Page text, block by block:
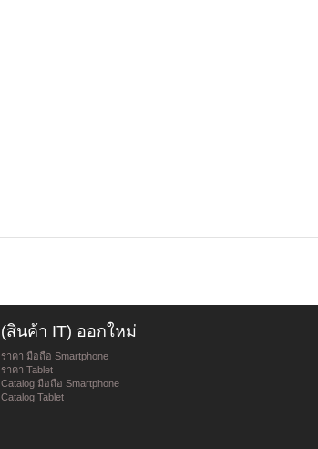
(สินค้า IT) ออกใหม่
ราคา มือถือ Smartphone
ราคา Tablet
Catalog มือถือ Smartphone
Catalog Tablet